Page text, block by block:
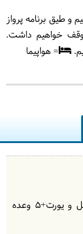
و طیق برنامه پرواز
خواهیم داشت.
= هواپیما
پس از انجام
پول و خرید سیم
میرویم، امروز
کوهستانی و
= خانه محلی چون
صبحانه به تعداد شب های اقامت در هتل و یورت+5 وعده